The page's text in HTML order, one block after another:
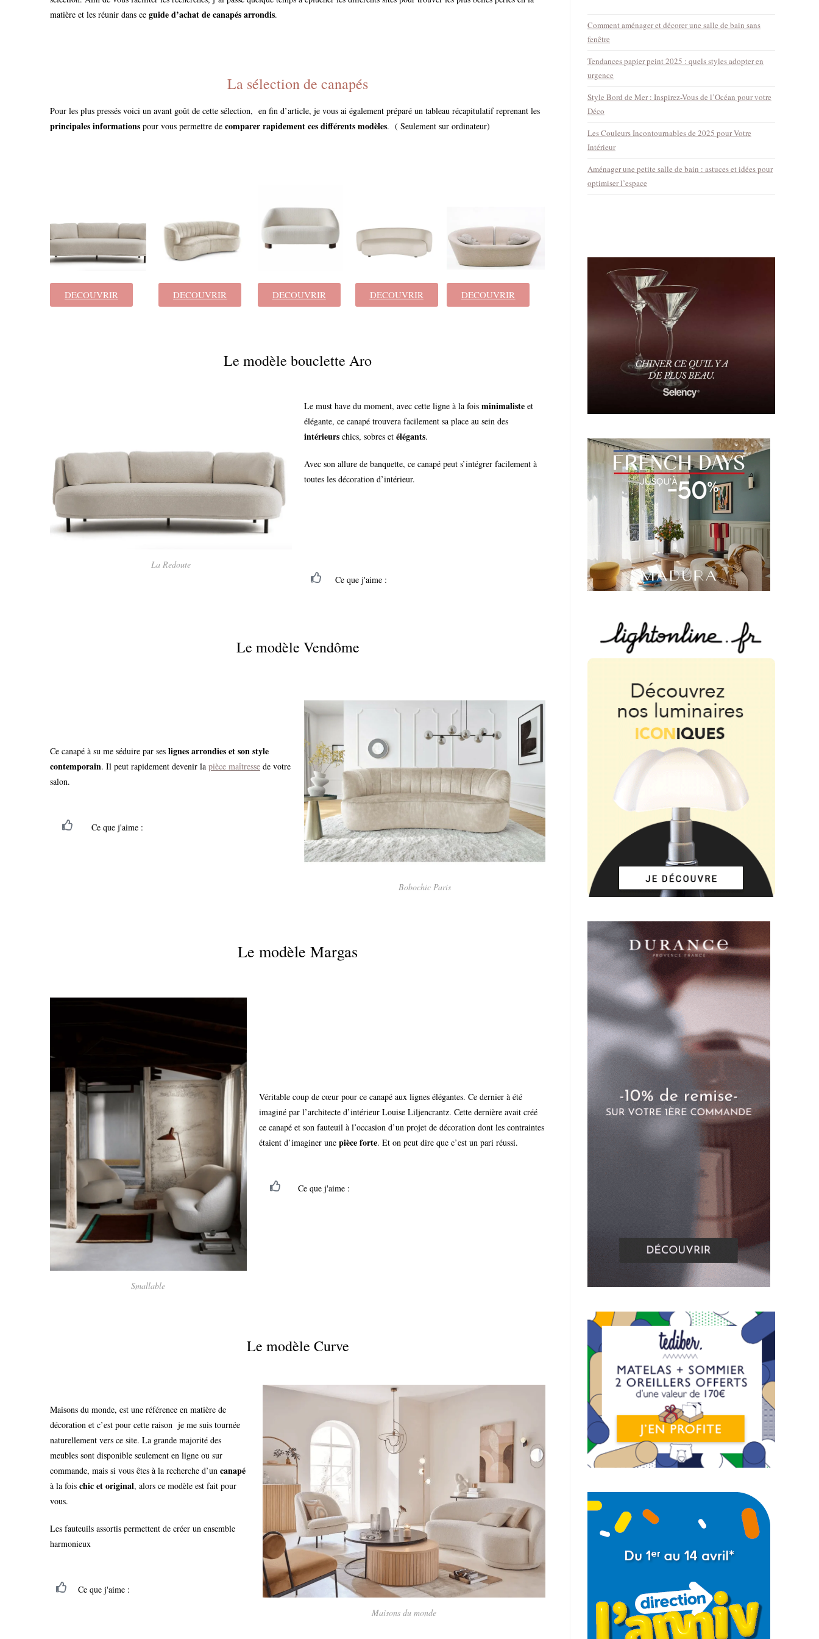
matière et les réunir dans ce guide d’achat de canapés arrondis.
La sélection de canapés
Pour les plus pressés voici un avant goût de cette sélection, en fin d’article, je vous ai également préparé un tableau récapitulatif reprenant les
principales informations pour vous permettre de comparer rapidement ces différents modèles. ( Seulement sur ordinateur)
DECOUVRIR DECOUVRIR DECOUVRIR DECOUVRIR DECOUVRIR
Le modèle bouclette Aro
La Redoute
Le must have du moment, avec cette ligne à la fois minimalisteet
élégante, ce canapé trouvera facilement sa place au sein des
intérieurschics, sobres et élégants.
Avec son allure de banquette, ce canapé peut s’intégrer facilement à
toutes les décoration d’intérieur.
Ce que j'aime :
Le modèle Vendôme
Ce canapé à su me séduire par ses lignes arrondies et son style
contemporain. Il peut rapidement devenir la pièce maîtresse de votre
salon.
Ce que j'aime :
Bobochic Paris
Le modèle Margas
Smallable
Véritable coup de cœur pour ce canapé aux lignes élégantes. Ce dernier à été
imaginé par l’architecte d’intérieur Louise Liljencrantz. Cette dernière avait créé
ce canapé et son fauteuil à l’occasion d’un projet de décoration dont les contraintes
étaient d’imaginer une pièce forte. Et on peut dire que c’est un pari réussi.
Ce que j'aime :
Le modèle Curve
Maisons du monde, est une référence en matière de
décoration et c’est pour cette raison je me suis tournée
naturellement vers ce site. La grande majorité des
meubles sont disponible seulement en ligne ou sur
commande, mais si vous êtes à la recherche d’un canapé
à la fois chic et original, alors ce modèle est fait pour
vous.
Les fauteuils assortis permettent de créer un ensemble
harmonieux
Ce que j'aime :
Maisons du monde
Comment aménager et décorer une salle de bain sans
fenêtre
Tendances papier peint 2025 : quels styles adopter en
urgence
Style Bord de Mer : Inspirez-Vous de l’Océan pour votre
Déco
Les Couleurs Incontournables de 2025 pour Votre
Intérieur
Aménager une petite salle de bain : astuces et idées pour
optimiser l’espace